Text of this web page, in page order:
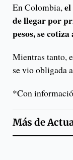
En Colombia,
de llegar por
pesos, se
Mientras tanto,
se vio obligada
*Con
Más de